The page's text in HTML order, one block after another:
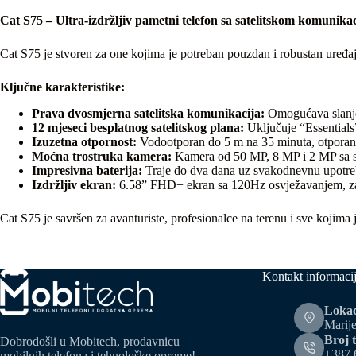
Cat S75 – Ultra-izdržljiv pametni telefon sa satelitskom
Cat S75 je stvoren za one kojima je potreban pouzdan i robustan
Ključne karakteristike:
Prava dvosmjerna satelitska komunikacija: Omogućava
12 mjeseci besplatnog satelitskog plana: Uključuje
Izuzetna otpornost: Vodootporan do 5 m na 35 minuta,
Moćna trostruka kamera: Kamera od 50 MP, 8 MP i 2 MP
Impresivna baterija: Traje do dva dana uz svakodnevnu
Izdržljiv ekran: 6.58” FHD+ ekran sa 120Hz osvježavanjem,
Cat S75 je savršen za avanturiste, profesionalce na terenu i sve
Dobrodošli u Mobitech, prodavnicu
Kontakt
Broj